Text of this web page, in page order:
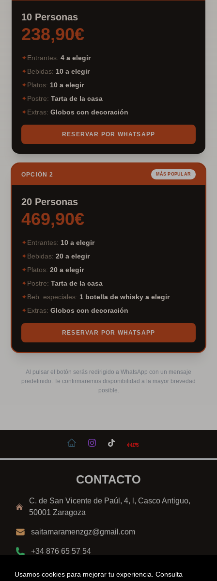
Usamos cookies para mejorar tu experiencia. Consulta
10 Personas
238,90€
✦Entrantes: 4 a elegir
✦Bebidas: 10 a elegir
✦Platos: 10 a elegir
✦Postre: Tarta de la casa
✦Extras: Globos con decoración
RESERVAR POR WHATSAPP
OPCIÓN 2 MÁS POPULAR
20 Personas
469,90€
✦Entrantes: 10 a elegir
✦Bebidas: 20 a elegir
✦Platos: 20 a elegir
✦Postre: Tarta de la casa
✦Beb. especiales: 1 botella de whisky a elegir
✦Extras: Globos con decoración
RESERVAR POR WHATSAPP
Al pulsar el botón serás redirigido a WhatsApp con un mensaje
predefinido. Te confirmaremos disponibilidad a la mayor brevedad
posible.
CONTACTO
C. de San Vicente de Paúl, 4, l, Casco Antiguo,
50001 Zaragoza
saitamaramenzgz@gmail.com
+34 876 65 57 54